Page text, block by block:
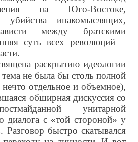
на Юго-Востоке,
убийства инакомыслящих,
между братскими
суть всех революций –
раскрытию идеологии
тема не была бы столь полной
отдельное и объемное),
обширная дискуссия со
унитарной
диалога с «той стороной» у
Разговор быстро скатывался